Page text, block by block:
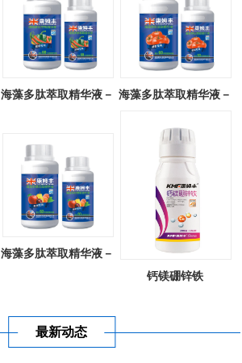
海藻多肽萃取精华液－ 海藻多肽萃取精华液－
海藻多肽萃取精华液－
钙镁硼锌铁
最新动态